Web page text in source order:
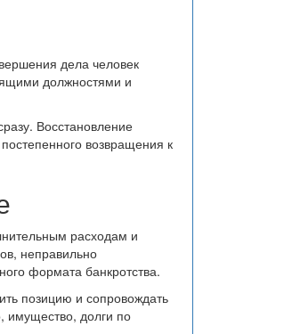
дела человек
должностями и
Восстановление
возвращения к
расходам и
неправильно
формата банкротства.
позицию и сопровождать
имущество, долги по